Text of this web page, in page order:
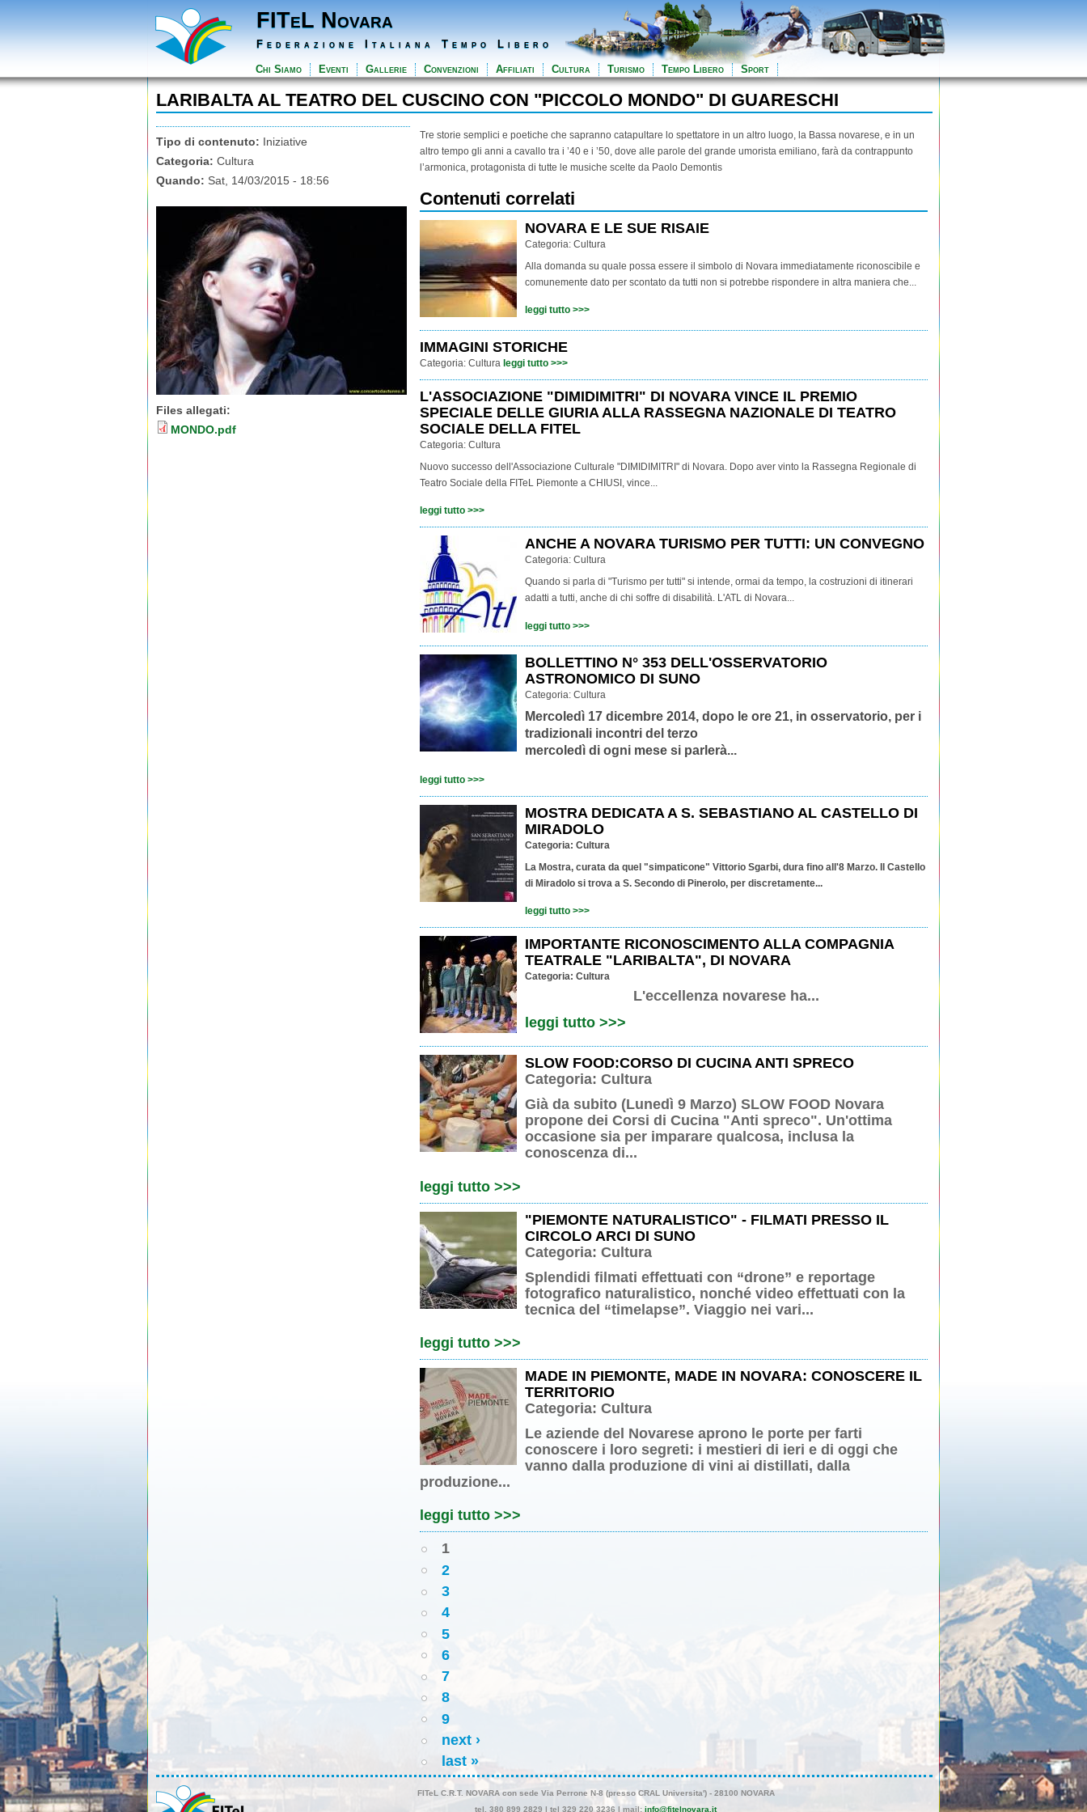
FITeL Novara
Federazione Italiana Tempo Libero
Chi Siamo Eventi Gallerie Convenzioni Affiliati Cultura Turismo Tempo Libero Sport
LARIBALTA AL TEATRO DEL CUSCINO CON "PICCOLO MONDO" DI GUARESCHI
Tipo di contenuto: Iniziative
Categoria: Cultura
Quando: Sat, 14/03/2015 - 18:56
Files allegati:
MONDO.pdf
Tre storie semplici e poetiche che sapranno catapultare lo spettatore in un altro luogo, la Bassa novarese, e in un
altro tempo gli anni a cavallo tra i ’40 e i ’50, dove alle parole del grande umorista emiliano, farà da contrappunto
l’armonica, protagonista di tutte le musiche scelte da Paolo Demontis
Contenuti correlati
NOVARA E LE SUE RISAIE
Categoria: Cultura
Alla domanda su quale possa essere il simbolo di Novara immediatamente riconoscibile e
comunemente dato per scontato da tutti non si potrebbe rispondere in altra maniera che...
leggi tutto >>>
IMMAGINI STORICHE
Categoria: Cultura leggi tutto >>>
L'ASSOCIAZIONE "DIMIDIMITRI" DI NOVARA VINCE IL PREMIO
SPECIALE DELLE GIURIA ALLA RASSEGNA NAZIONALE DI TEATRO
SOCIALE DELLA FITEL
Categoria: Cultura
Nuovo successo dell'Associazione Culturale "DIMIDIMITRI" di Novara. Dopo aver vinto la Rassegna Regionale di
Teatro Sociale della FITeL Piemonte a CHIUSI, vince...
leggi tutto >>>
ANCHE A NOVARA TURISMO PER TUTTI: UN CONVEGNO
Categoria: Cultura
Quando si parla di "Turismo per tutti" si intende, ormai da tempo, la costruzioni di itinerari
adatti a tutti, anche di chi soffre di disabilità. L'ATL di Novara...
leggi tutto >>>
BOLLETTINO N° 353 DELL'OSSERVATORIO
ASTRONOMICO DI SUNO
Categoria: Cultura
Mercoledì 17 dicembre 2014, dopo le ore 21, in osservatorio, per i
tradizionali incontri del terzo
mercoledì di ogni mese si parlerà...
leggi tutto >>>
MOSTRA DEDICATA A S. SEBASTIANO AL CASTELLO DI
MIRADOLO
Categoria: Cultura
La Mostra, curata da quel "simpaticone" Vittorio Sgarbi, dura fino all'8 Marzo. Il Castello
di Miradolo si trova a S. Secondo di Pinerolo, per discretamente...
leggi tutto >>>
IMPORTANTE RICONOSCIMENTO ALLA COMPAGNIA
TEATRALE "LARIBALTA", DI NOVARA
Categoria: Cultura
L'eccellenza novarese ha...
leggi tutto >>>
SLOW FOOD:CORSO DI CUCINA ANTI SPRECO
Categoria: Cultura
Già da subito (Lunedì 9 Marzo) SLOW FOOD Novara
propone dei Corsi di Cucina "Anti spreco". Un'ottima
occasione sia per imparare qualcosa, inclusa la
conoscenza di...
leggi tutto >>>
"PIEMONTE NATURALISTICO" - FILMATI PRESSO IL
CIRCOLO ARCI DI SUNO
Categoria: Cultura
Splendidi filmati effettuati con “drone” e reportage
fotografico naturalistico, nonché video effettuati con la
tecnica del “timelapse”. Viaggio nei vari...
leggi tutto >>>
MADE IN PIEMONTE, MADE IN NOVARA: CONOSCERE IL
TERRITORIO
Categoria: Cultura
Le aziende del Novarese aprono le porte per farti
conoscere i loro segreti: i mestieri di ieri e di oggi che
vanno dalla produzione di vini ai distillati, dalla
produzione...
leggi tutto >>>
1
2
3
4
5
6
7
8
9
next ›
last »
FITeL C.R.T. NOVARAcon sede Via Perrone N-8 (presso CRAL Universita') - 28100 NOVARA
tel. 380 899 2829 | tel 329 220 3236 | mail: info@fitelnovara.it